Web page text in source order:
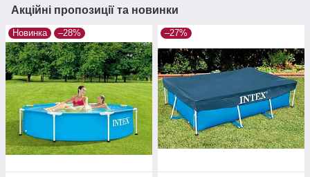
Акційні пропозиції та новинки
Новинка –28% –27%